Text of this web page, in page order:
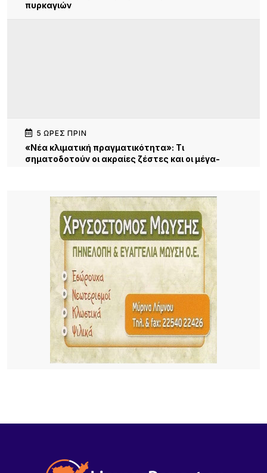
πυρκαγιών
5 ΏΡΕΣ ΠΡΙΝ
«Νέα κλιματική πραγματικότητα»: Τι
σηματοδοτούν οι ακραίες ζέστες και οι μέγα-
9 ΏΡΕΣ ΠΡΙΝ
«Λημνιοί όπου κι αν ζούμε» – Μια γέφυρα
επικοινωνίας, μνήμης και προοπτικής. Κυριακή,
19:30 Γυμνάσιο Λιβαδοχωρίου
13 ΏΡΕΣ ΠΡΙΝ
Σχέδια Βελτίωσης: Έρχονται επιδοτήσεις έως
70% για επενδύσεις αγροτών και συλλογικών
σχημάτων – Σημαντική ευκαιρία και για τη Λήμνο
13 ΏΡΕΣ ΠΡΙΝ
Κύκλος Ομιλιών για τα 100 χρόνια της Νέας
Κούταλης Ιστορία, προσωπικότητες και
Νέα τουρκική πρόκληση στο Αιγαίο – Η Λήμνος στο
14 ΏΡΕΣ ΠΡΙΝ